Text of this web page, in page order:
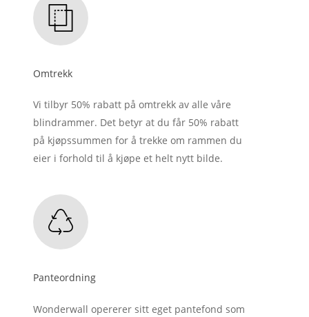
Omtrekk
Vi tilbyr 50% rabatt på omtrekk av alle våre
blindrammer. Det betyr at du får 50% rabatt
på kjøpssummen for å trekke om rammen du
eier i forhold til å kjøpe et helt nytt bilde.
Panteordning
Wonderwall opererer sitt eget pantefond som